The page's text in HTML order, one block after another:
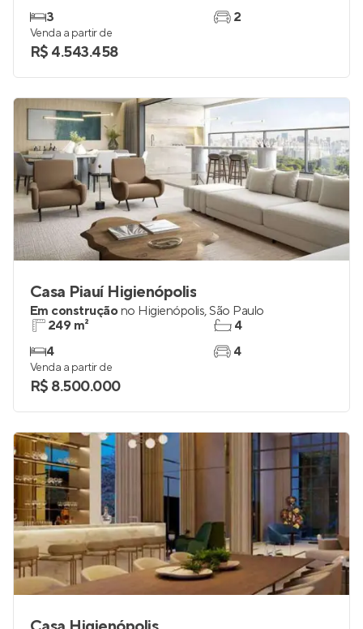
3
2
Venda a partir de
R$ 4.543.458
Casa Piauí Higienópolis
Em construçãono Higienópolis,São Paulo
249 m²
4
4
4
Venda a partir de
R$ 8.500.000